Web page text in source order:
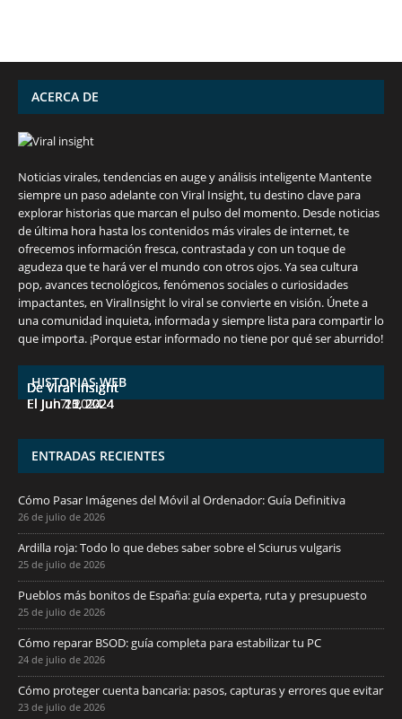
años
¡más!
ACERCA DE
Noticias virales, tendencias en auge y análisis inteligente Mantente
siempre un paso adelante con Viral Insight, tu destino clave para
explorar historias que marcan el pulso del momento. Desde noticias
de última hora hasta los contenidos más virales de internet, te
ofrecemos información fresca, contrastada y con un toque de
agudeza que te hará ver el mundo con otros ojos. Ya sea cultura
pop, avances tecnológicos, fenómenos sociales o curiosidades
impactantes, en ViralInsight lo viral se convierte en visión. Únete a
una comunidad inquieta, informada y siempre lista para compartir lo
que importa. ¡Porque estar informado no tiene por qué ser aburrido!
HISTORIAS WEB
7 frutas ricas en calcio para mantener la
De Viral Insight
El Jul 7, 2024
España en julio: Playas de ensueño,
De Viral Insight
El Jun 23, 2024
Funciones ocultas del iPhone que no
De Viral Insight
El Jun 20, 2024
Descubre las 10 criptomonedas con mayor
De Viral Insight
El Jun 15, 2024
¡Derrota el calor, no tus objetivos de
De Viral Insight
El Jun 11, 2024
ENTRADAS RECIENTES
Cómo Pasar Imágenes del Móvil al Ordenador: Guía Definitiva
26 de julio de 2026
Ardilla roja: Todo lo que debes saber sobre el Sciurus vulgaris
25 de julio de 2026
Pueblos más bonitos de España: guía experta, ruta y presupuesto
25 de julio de 2026
Cómo reparar BSOD: guía completa para estabilizar tu PC
24 de julio de 2026
Cómo proteger cuenta bancaria: pasos, capturas y errores que evitar
23 de julio de 2026